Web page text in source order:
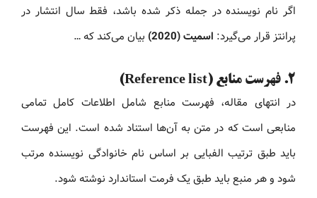
اگر نام نویسنده در جمله ذکر شده باشد، فقط سال انتشار در
پرانتز قرار می‌گیرد: اسمیت (2020) بیان می‌کند که …
۲. فهرست منابع (Reference list)
در انتهای مقاله، فهرست منابع شامل اطلاعات کامل تمامی
منابعی است که در متن به آن‌ها استناد شده است. این فهرست
باید طبق ترتیب الفبایی بر اساس نام خانوادگی نویسنده مرتب
شود و هر منبع باید طبق یک فرمت استاندارد نوشته شود.